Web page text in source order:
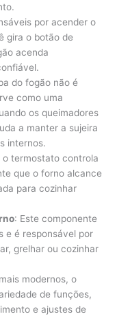
por acender o
gira o botão de
acenda
do fogão não é
como uma
os queimadores
a manter a sujeira
internos.
o termostato controla
que o forno alcance
para cozinhar
: Este componente
e é responsável por
grelhar ou cozinhar
modernos, o
de funções,
e ajustes de